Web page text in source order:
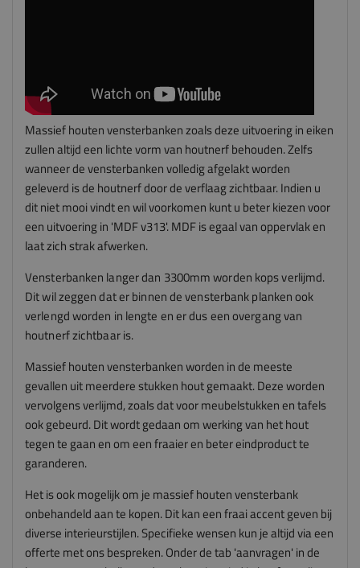
Massief houten vensterbanken zoals deze uitvoering in eiken
zullen altijd een lichte vorm van houtnerf behouden. Zelfs
wanneer de vensterbanken volledig afgelakt worden
geleverd is de houtnerf door de verflaag zichtbaar. Indien u
dit niet mooi vindt en wil voorkomen kunt u beter kiezen voor
een uitvoering in 'MDF v313'. MDF is egaal van oppervlak en
laat zich strak afwerken.
Vensterbanken langer dan 3300mm worden kops verlijmd.
Dit wil zeggen dat er binnen de vensterbank planken ook
verlengd worden in lengte en er dus een overgang van
houtnerf zichtbaar is.
Massief houten vensterbanken worden in de meeste
gevallen uit meerdere stukken hout gemaakt. Deze worden
vervolgens verlijmd, zoals dat voor meubelstukken en tafels
ook gebeurd. Dit wordt gedaan om werking van het hout
tegen te gaan en om een fraaier en beter eindproduct te
garanderen.
Het is ook mogelijk om je massief houten vensterbank
onbehandeld aan te kopen. Dit kan een fraai accent geven bij
diverse interieurstijlen. Specifieke wensen kun je altijd via een
offerte met ons bespreken. Onder de tab 'aanvragen' in de